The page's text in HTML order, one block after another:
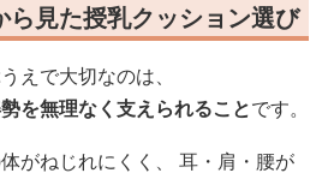
ら見た授乳クッション選び
えで大切なのは、
を無理なく支えられることです。
がねじれにくく、 耳・肩・腰が